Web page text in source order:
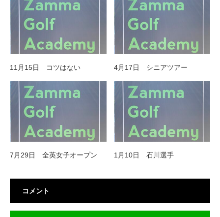
11月15日 コツはない 4月17日 シニアツアー
7月29日 全英女子オープン 1月10日 石川選手
コメント